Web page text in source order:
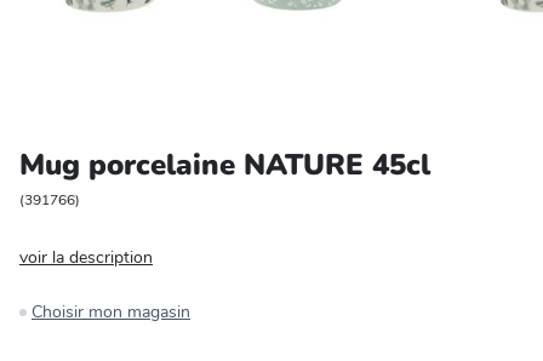
Salle de bain et beauté
Animalerie
Bricolage et auto
Jardin et plein air
Mug porcelaine NATURE 45cl
(391766)
voir la description
Choisir mon magasin